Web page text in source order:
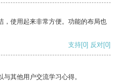
，使用起来非常方便。功能的布局也
支持[0] 反对[0]
其他用户交流学习心得。